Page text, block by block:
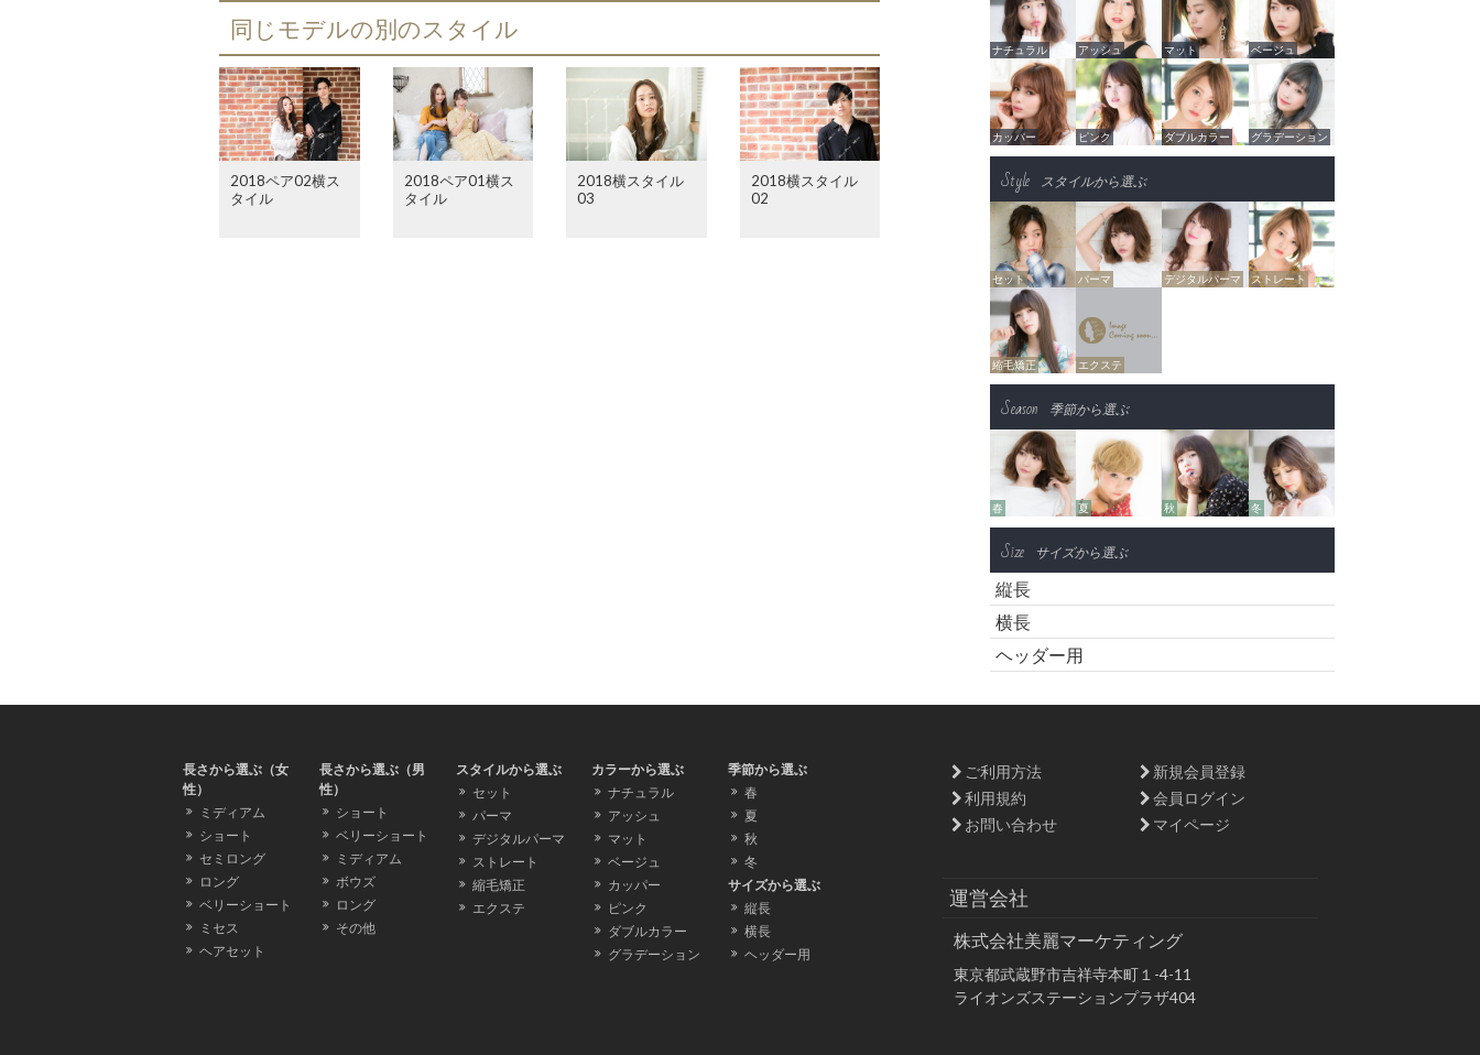
同じモデルの別のスタイル
2018ペア02横ス
タイル
2018ペア01横ス
タイル
2018横スタイル
03
2018横スタイル
02
ナチュラル アッシュ マット ベージュ
カッパー ピンク ダブルカラー グラデーション
Style スタイルから選ぶ
セット パーマ デジタルパーマ ストレート
縮毛矯正 エクステ
Season 季節から選ぶ
春 夏 秋 冬
Size サイズから選ぶ
縦長
横長
ヘッダー用
長さから選ぶ（女
性）
ミディアム
ショート
セミロング
ロング
ベリーショート
ミセス
ヘアセット
長さから選ぶ（男
性）
ショート
ベリーショート
ミディアム
ボウズ
ロング
その他
スタイルから選ぶ
セット
パーマ
デジタルパーマ
ストレート
縮毛矯正
エクステ
カラーから選ぶ
ナチュラル
アッシュ
マット
ベージュ
カッパー
ピンク
ダブルカラー
グラデーション
季節から選ぶ
春
夏
秋
冬
サイズから選ぶ
縦長
横長
ヘッダー用
ご利用方法
利用規約
お問い合わせ
新規会員登録
会員ログイン
マイページ
運営会社
株式会社美麗マーケティング
東京都武蔵野市吉祥寺本町１-4-11
ライオンズステーションプラザ404